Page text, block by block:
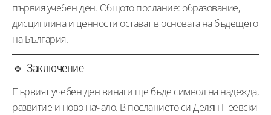
първия учебен ден. Общото послание: образование,
дисциплина и ценности остават в основата на бъдещето
на България.
🔹 Заключение
Първият учебен ден винаги ще бъде символ на надежда,
развитие и ново начало. В посланието си Делян Пеевски